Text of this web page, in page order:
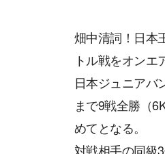
畑中清詞！日本
トル戦をオンエ
日本ジュニアバ
まで9戦全勝（
めてとなる。
対戦相手の同級